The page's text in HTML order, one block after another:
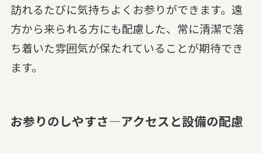
訪れるたびに気持ちよくお参りができます。遠
方から来られる方にも配慮した、常に清潔で落
ち着いた雰囲気が保たれていることが期待でき
ます。
お参りのしやすさ—アクセスと設備の配慮